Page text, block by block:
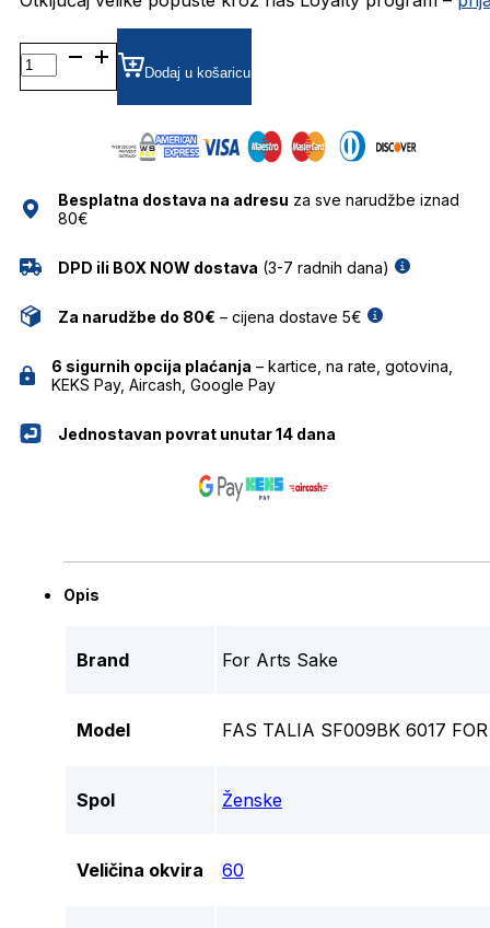
FASTALIA
GRADIJENT SUNČANE
NAOČALE
Dodaj u košaricu
Besplatna dostava na adresu za sve narudžbe iznad
80€
DPD ili BOX NOW dostava (3-7 radnih dana)
Za narudžbe do 80€ – cijena dostave 5€
6 sigurnih opcija plaćanja – kartice, na rate, gotovina,
KEKS Pay, Aircash, Google Pay
Jednostavan povrat unutar 14 dana
Opis
Brand For Arts Sake
Model FAS TALIA SF009BK 6017
Spol Ženske
Veličina okvira 60